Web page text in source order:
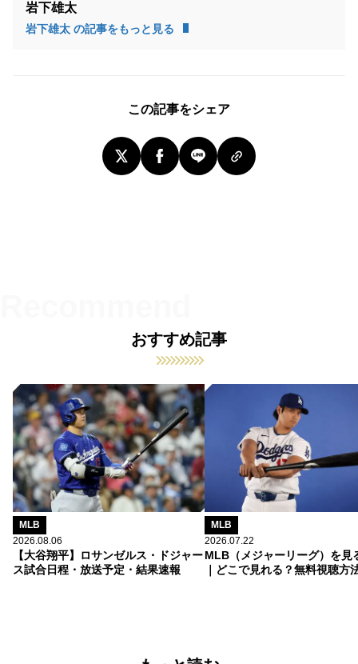
岩下雄太
岩下雄太 の記事をもっと見る
この記事をシェア
おすすめ記事
MLB
2026.08.06
【大谷翔平】ロサンゼルス・ドジャー
ス試合日程・放送予定・結果速報
MLB
2026.07.22
MLB（メジャーリーグ）を見
｜どこで見れる？無料視聴方